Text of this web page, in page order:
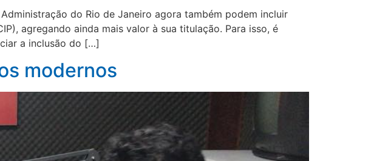
do Rio de Janeiro agora também podem incluir
agregando ainda mais valor à sua titulação. Para isso, é
a inclusão do […]
modernos